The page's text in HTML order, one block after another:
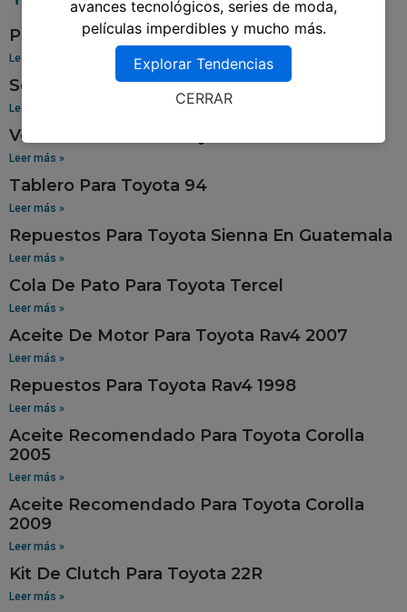
Pantalla Para Toyota Yaris
Leer más »
Sensor De Oxigeno Para Toyota Corolla
Leer más »
Venta De Aros Para Toyota Hilux
Leer más »
Tablero Para Toyota 94
Leer más »
Repuestos Para Toyota Sienna En Guatemala
Leer más »
Cola De Pato Para Toyota Tercel
Leer más »
Aceite De Motor Para Toyota Rav4 2007
Leer más »
Repuestos Para Toyota Rav4 1998
Leer más »
Aceite Recomendado Para Toyota Corolla
2005
Leer más »
Aceite Recomendado Para Toyota Corolla
2009
Leer más »
Kit De Clutch Para Toyota 22R
Leer más »
avances tecnológicos, series de moda,
películas imperdibles y mucho más.
Explorar Tendencias
CERRAR